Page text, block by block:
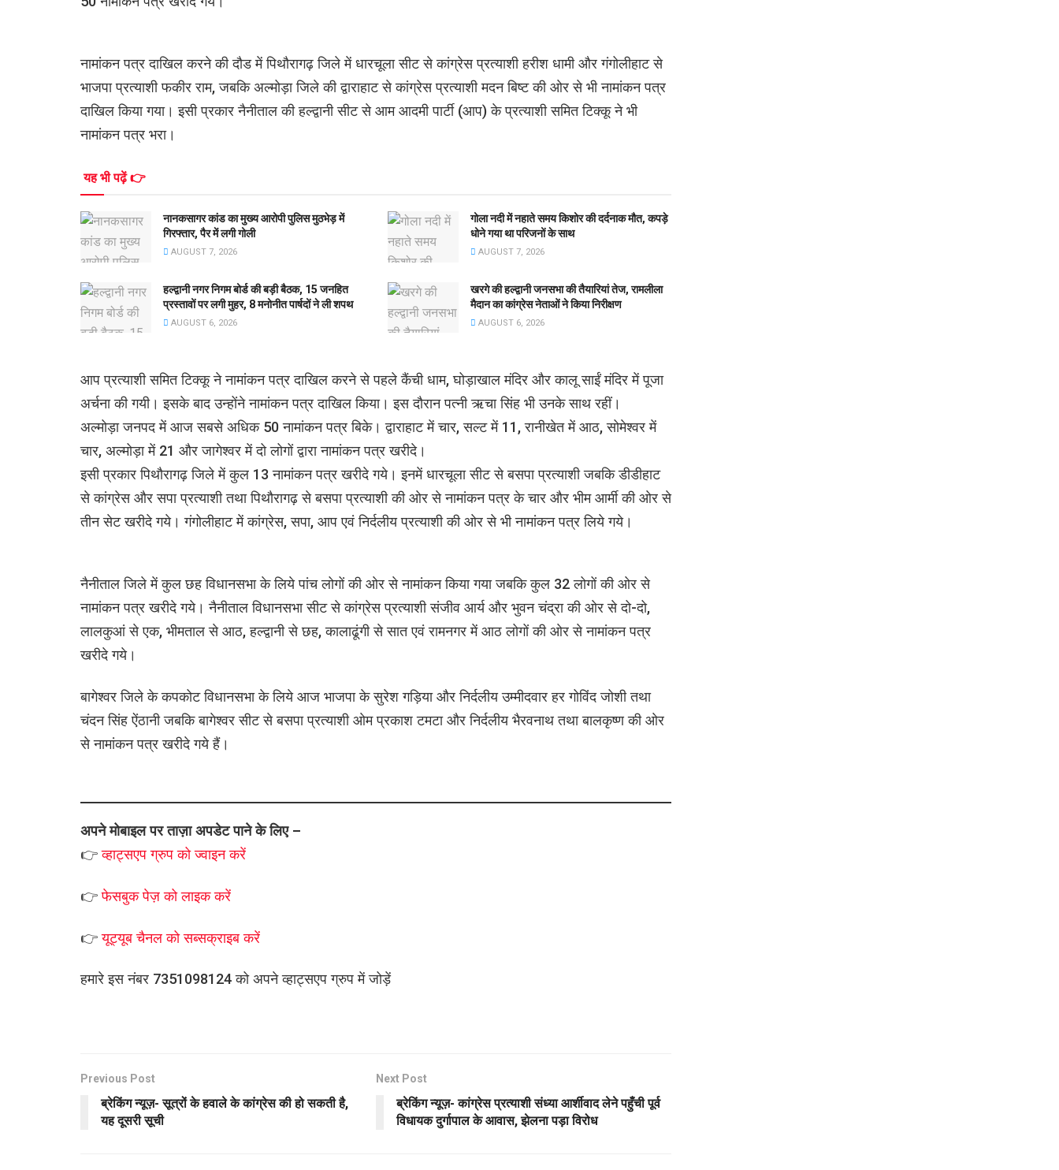
नामांकन पत्र दाखिल करने की दौड में पिथौरागढ़ जिले में धारचूला सीट से कांग्रेस प्रत्याशी हरीश धामी और गंगोलीहाट से
भाजपा प्रत्याशी फकीर राम, जबकि अल्मोड़ा जिले की द्वाराहाट से कांग्रेस प्रत्याशी मदन बिष्ट की ओर से भी नामांकन पत्र
दाखिल किया गया। इसी प्रकार नैनीताल की हल्द्वानी सीट से आम आदमी पार्टी (आप) के प्रत्याशी समित टिक्कू ने भी
नामांकन पत्र भरा।
यह भी पढ़ें 👉
नानकसागर कांड का मुख्य आरोपी पुलिस मुठभेड़ में
गिरफ्तार, पैर में लगी गोली
AUGUST 7, 2026
गोला नदी में नहाते समय किशोर की दर्दनाक मौत, कपड़े
धोने गया था परिजनों के साथ
AUGUST 7, 2026
हल्द्वानी नगर निगम बोर्ड की बड़ी बैठक, 15 जनहित
प्रस्तावों पर लगी मुहर, 8 मनोनीत पार्षदों ने ली शपथ
AUGUST 6, 2026
खरगे की हल्द्वानी जनसभा की तैयारियां तेज, रामलीला
मैदान का कांग्रेस नेताओं ने किया निरीक्षण
AUGUST 6, 2026
आप प्रत्याशी समित टिक्कू ने नामांकन पत्र दाखिल करने से पहले कैंची धाम, घोड़ाखाल मंदिर और कालू साईं मंदिर में पूजा
अर्चना की गयी। इसके बाद उन्होंने नामांकन पत्र दाखिल किया। इस दौरान पत्नी ऋचा सिंह भी उनके साथ रहीं।
अल्मोड़ा जनपद में आज सबसे अधिक 50 नामांकन पत्र बिके। द्वाराहाट में चार, सल्ट में 11, रानीखेत में आठ, सोमेश्वर में
चार, अल्मोड़ा में 21 और जागेश्वर में दो लोगों द्वारा नामांकन पत्र खरीदे।
इसी प्रकार पिथौरागढ़ जिले में कुल 13 नामांकन पत्र खरीदे गये। इनमें धारचूला सीट से बसपा प्रत्याशी जबकि डीडीहाट
से कांग्रेस और सपा प्रत्याशी तथा पिथौरागढ़ से बसपा प्रत्याशी की ओर से नामांकन पत्र के चार और भीम आर्मी की ओर से
तीन सेट खरीदे गये। गंगोलीहाट में कांग्रेस, सपा, आप एवं निर्दलीय प्रत्याशी की ओर से भी नामांकन पत्र लिये गये।
नैनीताल जिले में कुल छह विधानसभा के लिये पांच लोगों की ओर से नामांकन किया गया जबकि कुल 32 लोगों की ओर से
नामांकन पत्र खरीदे गये। नैनीताल विधानसभा सीट से कांग्रेस प्रत्याशी संजीव आर्य और भुवन चंद्रा की ओर से दो-दो,
लालकुआं से एक, भीमताल से आठ, हल्द्वानी से छह, कालाढूंगी से सात एवं रामनगर में आठ लोगों की ओर से नामांकन पत्र
खरीदे गये।
बागेश्वर जिले के कपकोट विधानसभा के लिये आज भाजपा के सुरेश गड़िया और निर्दलीय उम्मीदवार हर गोविंद जोशी तथा
चंदन सिंह ऐंठानी जबकि बागेश्वर सीट से बसपा प्रत्याशी ओम प्रकाश टमटा और निर्दलीय भैरवनाथ तथा बालकृष्ण की ओर
से नामांकन पत्र खरीदे गये हैं।
अपने मोबाइल पर ताज़ा अपडेट पाने के लिए –
👉व्हाट्सएपग्रुप कोज्वाइन करें
👉फेसबुक पेज़ को लाइक करें
👉यूट्यूब चैनल को सब्सक्राइब करें
हमारे इस नंबर 7351098124 को अपने व्हाट्सएप ग्रुप में जोड़ें
Previous Post
ब्रेकिंग न्यूज़- सूत्रों के हवाले के कांग्रेस की हो सकती है,
यह दूसरी सूची
Next Post
ब्रेकिंग न्यूज़- कांग्रेस प्रत्याशी संध्या आर्शीवाद लेने पहुँची पूर्व
विधायक दुर्गापाल के आवास, झेलना पड़ा विरोध